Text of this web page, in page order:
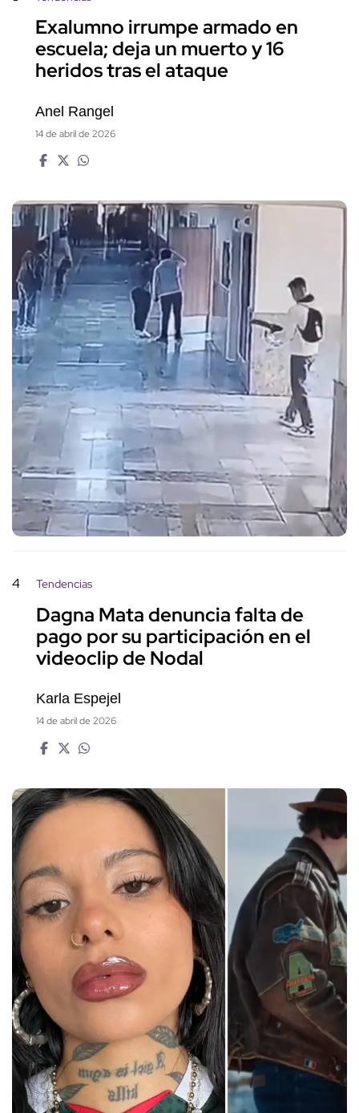
Exalumno irrumpe armado en
escuela; deja un muerto y 16
heridos tras el ataque
Anel Rangel
14 de abril de 2026
4 Tendencias
Dagna Mata denuncia falta de
pago por su participación en el
videoclip de Nodal
Karla Espejel
14 de abril de 2026